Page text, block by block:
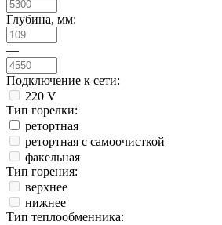
Глубина, мм:
—
Подключение к сети:
220 V
Тип горелки:
ретортная
ретортная с самоочисткой
факельная
Тип горения:
верхнее
нижнее
Тип теплообменника: